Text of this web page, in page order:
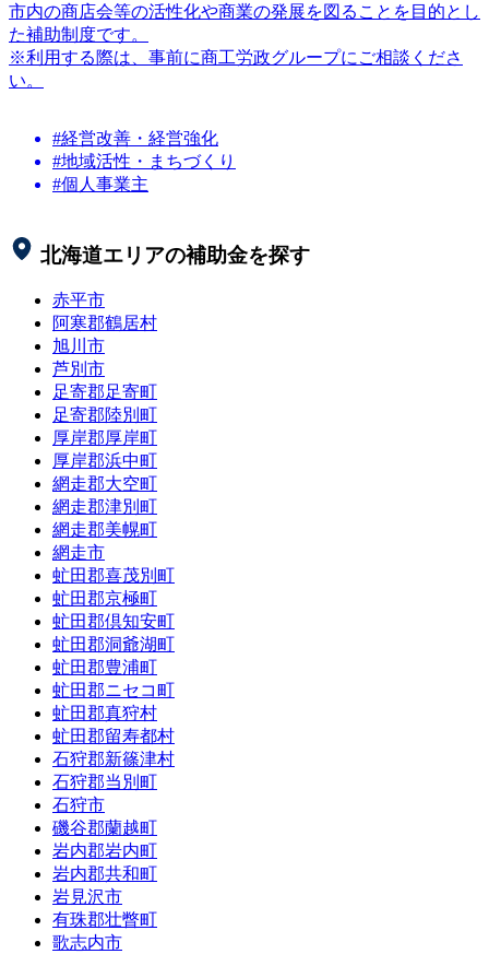
市内の商店会等の活性化や商業の発展を図ることを目的とし
た補助制度です。
※利用する際は、事前に商工労政グループにご相談くださ
い。
#経営改善・経営強化
#地域活性・まちづくり
#個人事業主
北海道エリアの補助金を探す
赤平市
阿寒郡鶴居村
旭川市
芦別市
足寄郡足寄町
足寄郡陸別町
厚岸郡厚岸町
厚岸郡浜中町
網走郡大空町
網走郡津別町
網走郡美幌町
網走市
虻田郡喜茂別町
虻田郡京極町
虻田郡倶知安町
虻田郡洞爺湖町
虻田郡豊浦町
虻田郡ニセコ町
虻田郡真狩村
虻田郡留寿都村
石狩郡新篠津村
石狩郡当別町
石狩市
磯谷郡蘭越町
岩内郡岩内町
岩内郡共和町
岩見沢市
有珠郡壮瞥町
歌志内市